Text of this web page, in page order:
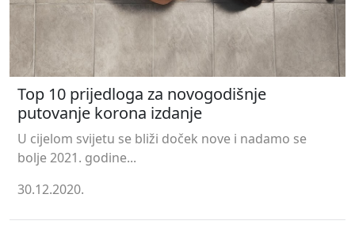
Top 10 prijedloga za novogodišnje
putovanje korona izdanje
U cijelom svijetu se bliži doček nove i nadamo se
bolje 2021. godine...
30.12.2020.